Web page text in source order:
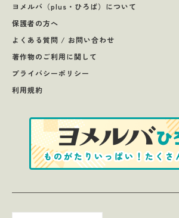
ヨメルバ（plus・ひろば）について
保護者の方へ
よくある質問 / お問い合わせ
著作物のご利用に関して
プライバシーポリシー
利用規約